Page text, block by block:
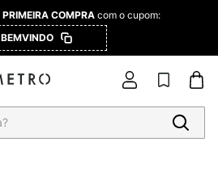
PRIMEIRA COMPRAcom o cupom:
BEMVINDO